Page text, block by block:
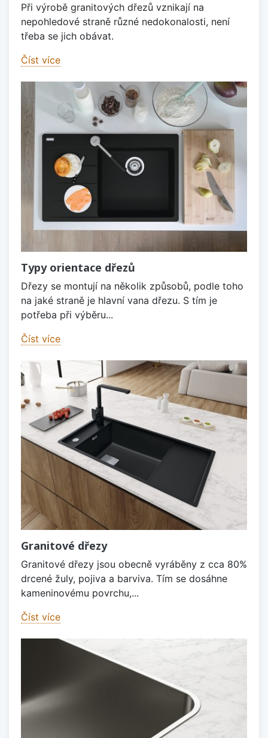
Při výrobě granitových dřezů vznikají na
nepohledové straně různé nedokonalosti, není
třeba se jich obávat.
Číst více
Typy orientace dřezů
Dřezy se montují na několik způsobů, podle toho
na jaké straně je hlavní vana dřezu. S tím je
potřeba při výběru...
Číst více
Granitové dřezy
Granitové dřezy jsou obecně vyráběny z cca 80%
drcené žuly, pojiva a barviva. Tím se dosáhne
kameninovému povrchu,...
Číst více